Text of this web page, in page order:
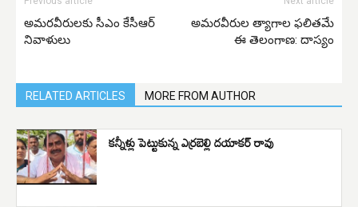
అమరవీరులకు సీఎం కేసీఆర్‌
నివాళులు
అమరవీరుల త్యాగాల ఫలితమే
ఈ తెలంగాణ: దాస్యం
RELATED ARTICLES MORE FROM AUTHOR
కన్నీళ్లు పెట్టుకున్న ఎర్రబెల్లి దయాకర్ రావు